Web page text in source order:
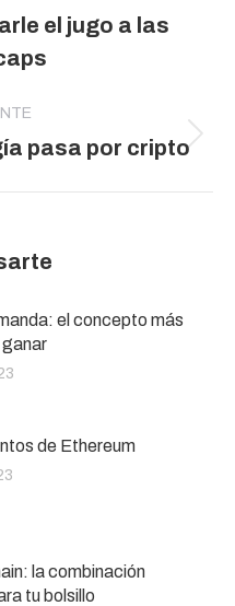
el jugo a las
pasa por cripto
el concepto más
de Ethereum
la combinación
tu bolsillo